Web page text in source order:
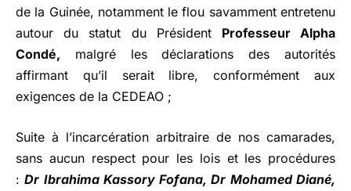
de la Guinée, notamment le flou savamment entretenu
autour du statut du Président Professeur Alpha
Condé, malgré les déclarations des autorités
affirmant qu’il serait libre, conformément aux
exigences de la CEDEAO ;
Suite à l’incarcération arbitraire de nos camarades,
sans aucun respect pour les lois et les procédures
:Dr Ibrahima Kassory Fofana, Dr Mohamed Diané,